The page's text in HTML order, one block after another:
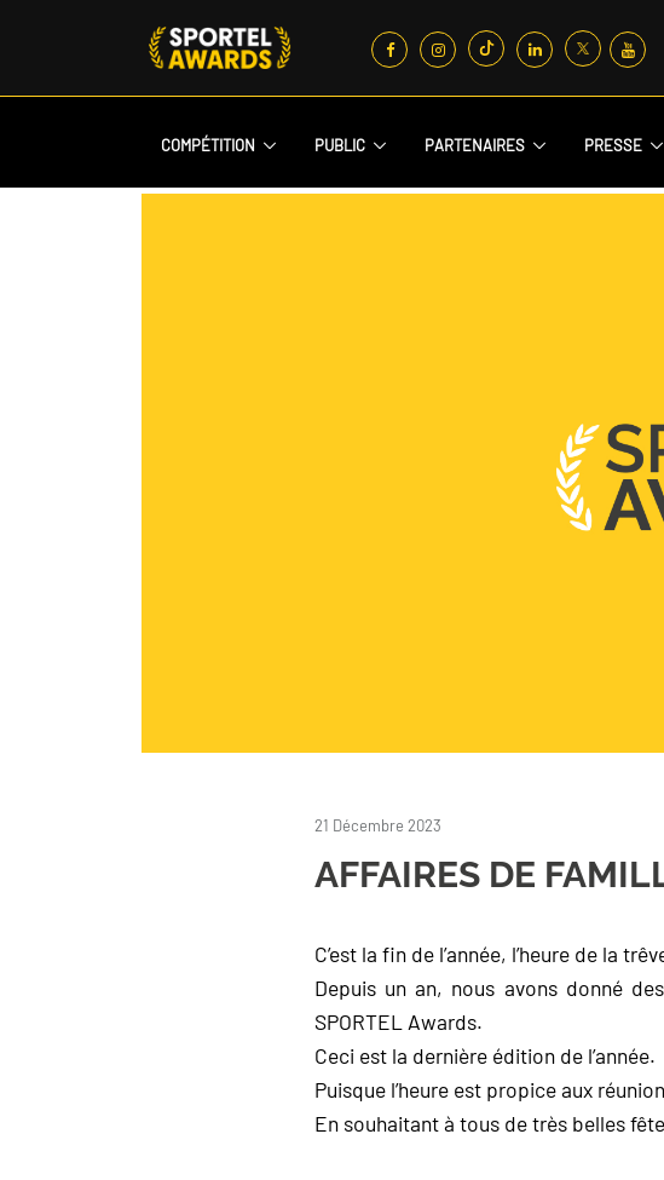
COMPÉTITION PUBLIC PARTENAIRES PRESSE
21 Décembre 2023
AFFAIRES DE
C’est la fin de l’année, l’heure de la
Depuis un an, nous avons donné
SPORTEL Awards.
Ceci est la dernière édition de l’année.
Puisque l’heure est propice aux
En souhaitant à tous de très belles